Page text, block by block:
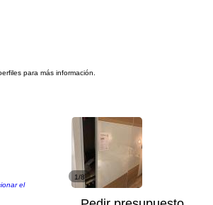
para más información.
el
1/8